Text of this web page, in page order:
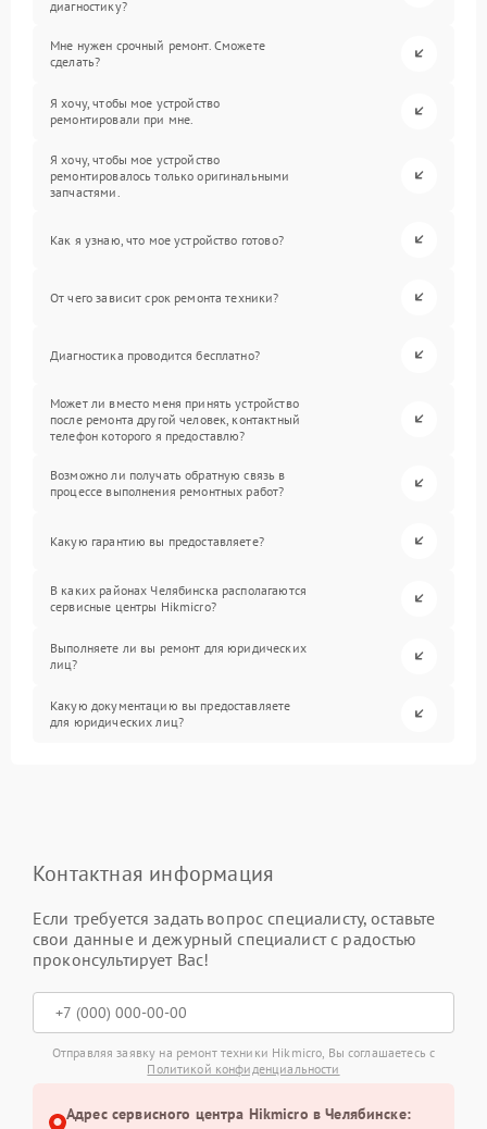
диагностику?
Мне нужен срочный ремонт. Сможете
сделать?
Я хочу, чтобы мое устройство
ремонтировали при мне.
Я хочу, чтобы мое устройство
ремонтировалось только оригинальными
запчастями.
Как я узнаю, что мое устройство готово?
От чего зависит срок ремонта техники?
Диагностика проводится бесплатно?
Может ли вместо меня принять устройство
после ремонта другой человек, контактный
телефон которого я предоставлю?
Возможно ли получать обратную связь в
процессе выполнения ремонтных работ?
Какую гарантию вы предоставляете?
В каких районах Челябинска располагаются
сервисные центры Hikmicro?
Выполняете ли вы ремонт для юридических
лиц?
Какую документацию вы предоставляете
для юридических лиц?
Контактная информация
Если требуется задать вопрос специалисту, оставьте
свои данные и дежурный специалист с радостью
проконсультирует Вас!
Отправляя заявку на ремонт техники Hikmicro, Вы соглашаетесь с
Политикой конфиденциальности
Адрес сервисного центра Hikmicro в Челябинске: